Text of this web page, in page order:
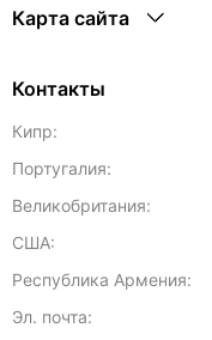
Карта сайта
Контакты
Кипр:
Португалия:
Великобритания:
США:
Республика Армения:
Эл. почта: